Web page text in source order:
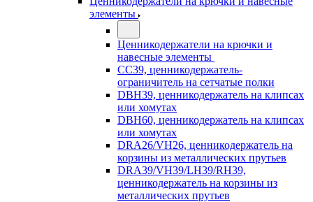
элементы
Ценникодержатели на крючки и
навесные элементы
CC39, ценникодержатель-
ограничитель на сетчатые полки
DBH39, ценникодержатель на клипсах
или хомутах
DBH60, ценникодержатель на клипсах
или хомутах
DRA26/VH26, ценникодержатель на
корзины из металлических прутьев
DRA39/VH39/LH39/RH39,
ценникодержатель на корзины из
металлических прутьев